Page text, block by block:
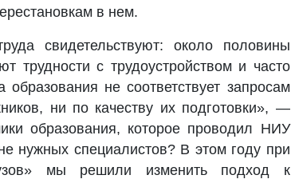
в нем.
свидетельствуют: около половины
трудности с трудоустройством и часто
не соответствует запросам
ни по качеству их подготовки», —
образования, которое проводил НИУ
нужных специалистов? В этом году при
мы решили изменить подход к